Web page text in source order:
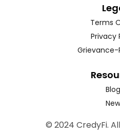
Terms
Privacy
Grievance-
© 2024 CredyFi.